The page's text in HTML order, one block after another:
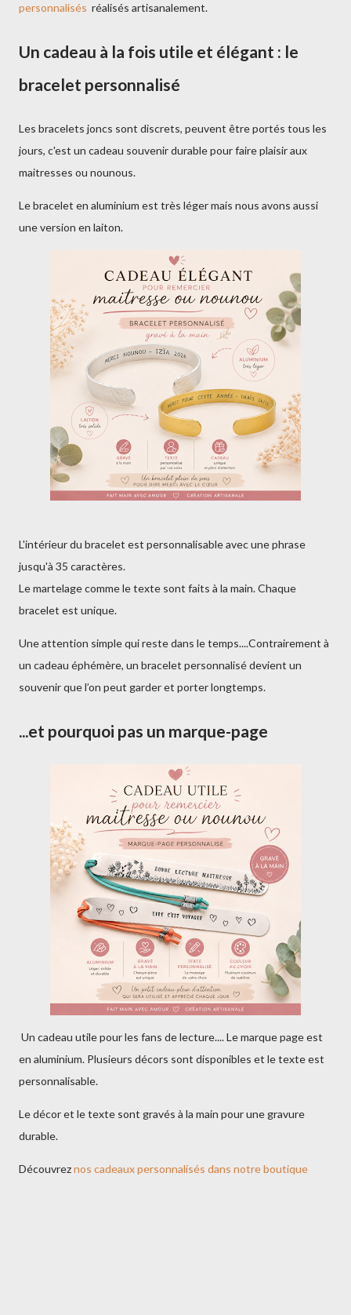
personnalisés réalisés artisanalement.
Un cadeau à la fois utile et élégant : le
bracelet personnalisé
Les bracelets joncs sont discrets, peuvent être portés tous les
jours, c'est un cadeau souvenir durable pour faire plaisir aux
maitresses ou nounous.
Le bracelet en aluminium est très léger mais nous avons aussi
une version en laiton.
L'intérieur du bracelet est personnalisable avec une phrase
jusqu'à 35 caractères.
Le martelage comme le texte sont faits à la main. Chaque
bracelet est unique.
Une attention simple qui reste dans le temps....Contrairement à
un cadeau éphémère, un bracelet personnalisé devient un
souvenir que l’on peut garder et porter longtemps.
...et pourquoi pas un marque-page
Un cadeau utile pour les fans de lecture.... Le marque page est
en aluminium. Plusieurs décors sont disponibles et le texte est
personnalisable.
Le décor et le texte sont gravés à la main pour une gravure
durable.
Découvreznos cadeaux personnalisés dans notre boutique